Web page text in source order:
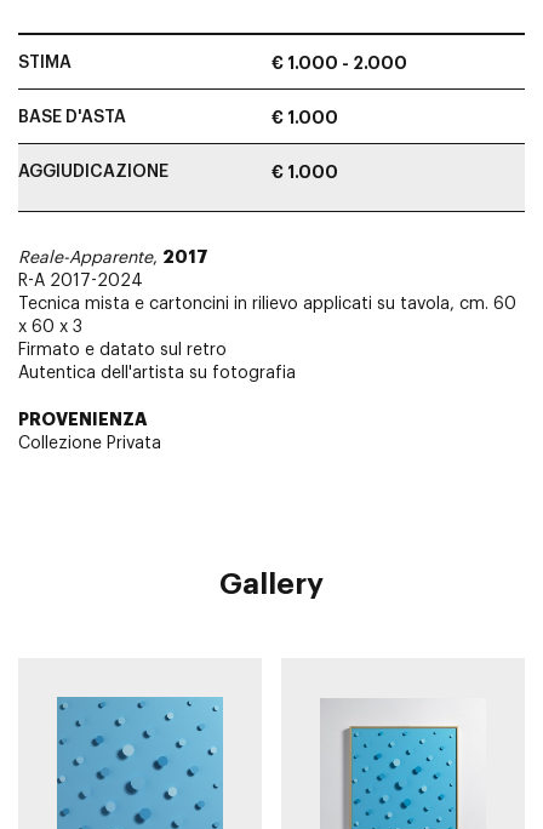
STIMA € 1.000 - 2.000
BASE D'ASTA € 1.000
AGGIUDICAZIONE € 1.000
Reale-Apparente, 2017
R-A 2017-2024
Tecnica mista e cartoncini in rilievo applicati su tavola, cm. 60
x 60 x 3
Firmato e datato sul retro
Autentica dell'artista su fotografia
PROVENIENZA
Collezione Privata
Gallery